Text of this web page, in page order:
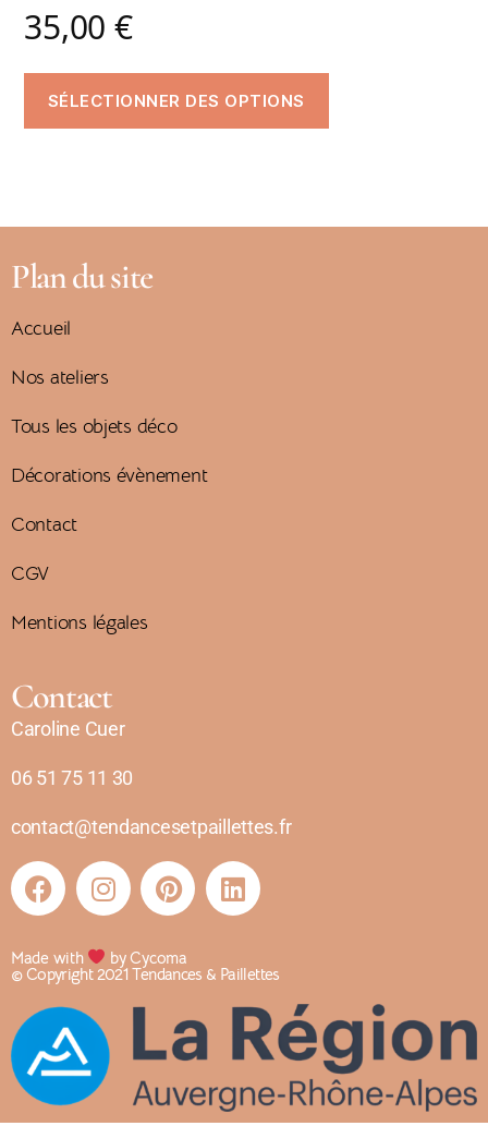
35,00 €
SÉLECTIONNER DES OPTIONS
Plan du site
Accueil
Nos ateliers
Tous les objets déco
Décorations évènement
Contact
CGV
Mentions légales
Contact
Caroline Cuer
06 51 75 11 30
contact@tendancesetpaillettes.fr
Made with by Cycoma
© Copyright 2021 Tendances & Paillettes